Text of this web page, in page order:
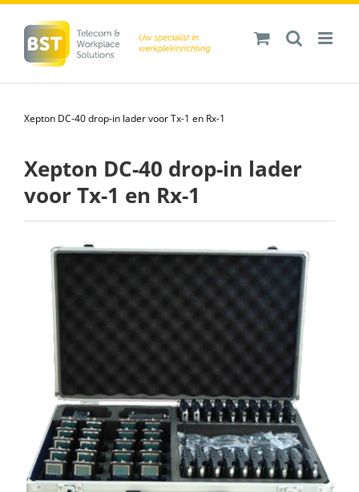
inhoud
Xepton DC-40 drop-in lader voor Tx-1 en Rx-1
Xepton DC-40 drop-in lader
voor Tx-1 en Rx-1